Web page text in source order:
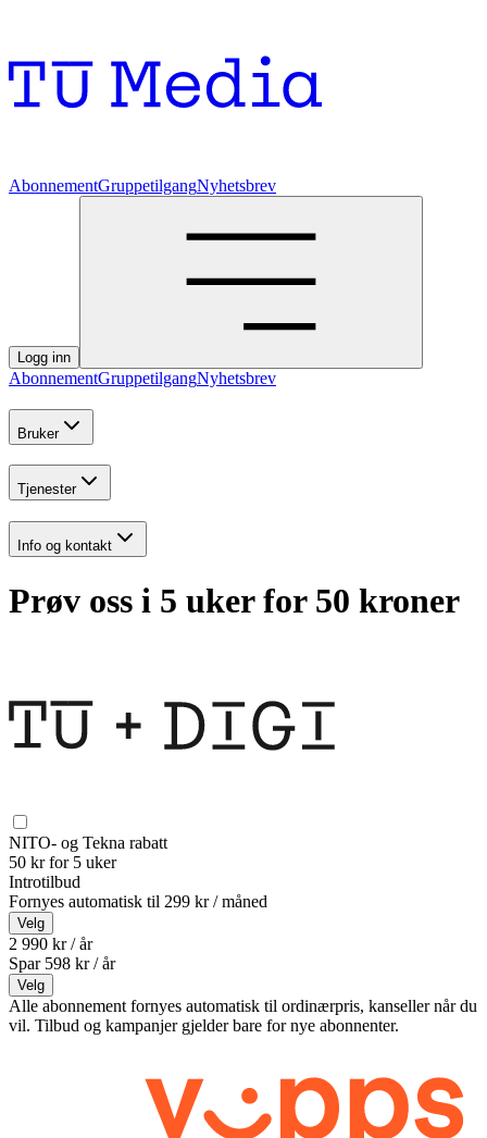
AbonnementGruppetilgangNyhetsbrev
Logg inn
AbonnementGruppetilgangNyhetsbrev
Bruker
Tjenester
Info og kontakt
Prøv oss i 5 uker for 50 kroner
NITO- og Tekna rabatt
50 kr for 5 uker
Introtilbud
Fornyes automatisk til 299 kr / måned
Velg
2 990 kr / år
Spar 598 kr /år
Velg
Alle abonnement fornyes automatisk til ordinærpris, kanseller når du
vil. Tilbud og kampanjer gjelder bare for nye abonnenter.